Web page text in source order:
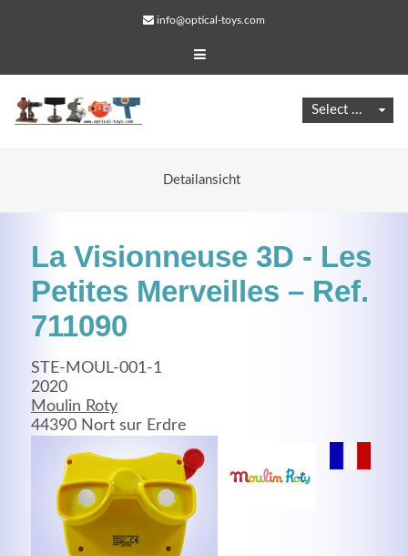
info@optical-toys.com
Detailansicht
La Visionneuse 3D - Les
Petites Merveilles – Ref.
711090
STE-MOUL-001-1
2020
Moulin Roty
44390 Nort sur Erdre
Lorem ipsum dolor sit amet, consectetuer adipiscing
elit. Aenean commodo ligula eget dolor.